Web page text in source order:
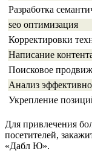
Разработка
seo оптимизация
Корректировки
Написание
Поисковое
Анализ
Укрепление
Для привлечения
посетителей,
«Дабл Ю».